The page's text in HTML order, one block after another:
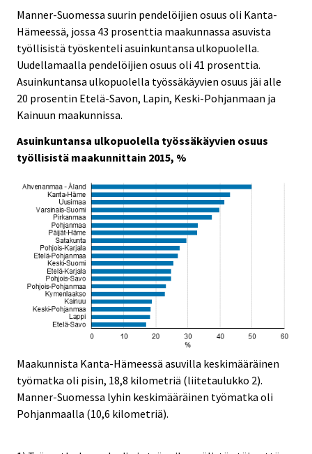
Manner-Suomessa suurin pendelöijien osuus oli Kanta-
Hämeessä, jossa 43 prosenttia maakunnassa asuvista
työllisistä työskenteli asuinkuntansa ulkopuolella.
Uudellamaalla pendelöijien osuus oli 41 prosenttia.
Asuinkuntansa ulkopuolella työssäkäyvien osuus jäi alle
20 prosentin Etelä-Savon, Lapin, Keski-Pohjanmaan ja
Kainuun maakunnissa.
Asuinkuntansa ulkopuolella työssäkäyvien osuus
työllisistä maakunnittain 2015, %
Maakunnista Kanta-Hämeessä asuvilla keskimääräinen
työmatka oli pisin, 18,8 kilometriä (liitetaulukko 2).
Manner-Suomessa lyhin keskimääräinen työmatka oli
Pohjanmaalla (10,6 kilometriä).